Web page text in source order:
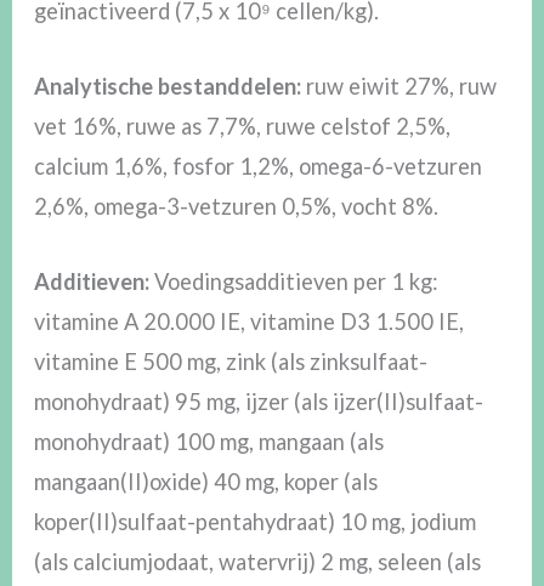
geïnactiveerd (7,5 x 10⁹ cellen/kg).
Analytische bestanddelen: ruw eiwit 27%, ruw
vet 16%, ruwe as 7,7%, ruwe celstof 2,5%,
calcium 1,6%, fosfor 1,2%, omega-6-vetzuren
2,6%, omega-3-vetzuren 0,5%, vocht 8%.
Additieven:Voedingsadditieven per 1 kg:
vitamine A 20.000 IE, vitamine D3 1.500 IE,
vitamine E 500 mg, zink (als zinksulfaat-
monohydraat) 95 mg, ijzer (als ijzer(II)sulfaat-
monohydraat) 100 mg, mangaan (als
mangaan(II)oxide) 40 mg, koper (als
koper(II)sulfaat-pentahydraat) 10 mg, jodium
(als calciumjodaat, watervrij) 2 mg, seleen (als